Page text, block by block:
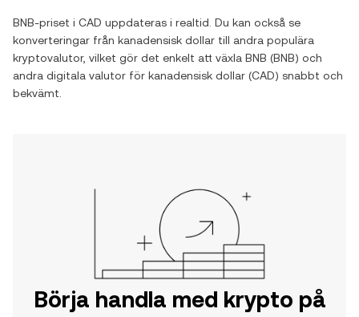
BNB-priset i CAD uppdateras i realtid. Du kan också se
konverteringar från kanadensisk dollar till andra populära
kryptovalutor, vilket gör det enkelt att växla BNB (BNB) och
andra digitala valutor för kanadensisk dollar (CAD) snabbt och
bekvämt.
Börja handla med krypto på